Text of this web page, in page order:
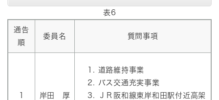
表6
通告
順
委員名 質問事項
岸田 厚
道路維持事業
バス交通充実事業
ＪＲ阪和線東岸和田駅付近高架